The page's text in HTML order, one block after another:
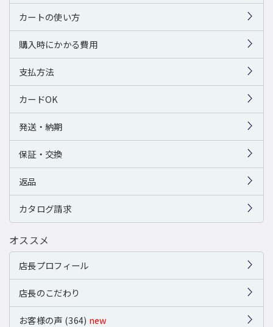
カートの使い方
購入時にかかる費用
支払方法
カードOK
発送・納期
保証・交換
返品
カタログ請求
オススメ
店長プロフィール
店長のこだわり
お客様の声 (364) new